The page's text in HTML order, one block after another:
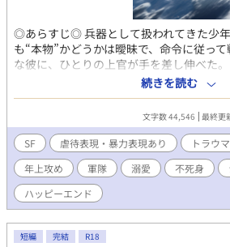
◎あらすじ◎ 兵器として扱われてきた少
も“本物”かどうかは曖昧で、命令に従っ
な彼に、ひとりの上官が手を差し伸べた
り真面目で、誰より不器用な軍人。 「自
えは出ない。 けれど、誰かに優しくされ
しいなんて──思ってもみなかった。 再
った兵器が、恋を知る物語。 第二部は
オメガという存在が“神話”となった時代。
来で、再び運命が動き出す──。 ◎作品説
複数のサイトに投稿されています。
続きを読む
文字数 44,546 最終更
SF 虐待表現・暴力表現あり トラウ
年上攻め
軍隊 溺愛 不死身
ハッピーエンド
短編 完結 R18